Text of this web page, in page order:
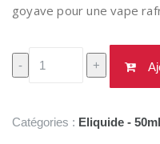
goyave pour une vape
-
quantité
de
liquide
+
Catégories : Eliquide - 50ml